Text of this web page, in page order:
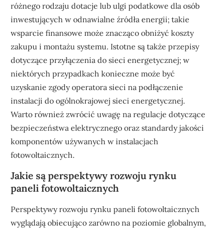
różnego rodzaju dotacje lub ulgi podatkowe dla osób
inwestujących w odnawialne źródła energii; takie
wsparcie finansowe może znacząco obniżyć koszty
zakupu i montażu systemu. Istotne są także przepisy
dotyczące przyłączenia do sieci energetycznej; w
niektórych przypadkach konieczne może być
uzyskanie zgody operatora sieci na podłączenie
instalacji do ogólnokrajowej sieci energetycznej.
Warto również zwrócić uwagę na regulacje dotyczące
bezpieczeństwa elektrycznego oraz standardy jakości
komponentów używanych w instalacjach
fotowoltaicznych.
Jakie są perspektywy rozwoju rynku
paneli fotowoltaicznych
Perspektywy rozwoju rynku paneli fotowoltaicznych
wyglądają obiecująco zarówno na poziomie globalnym,